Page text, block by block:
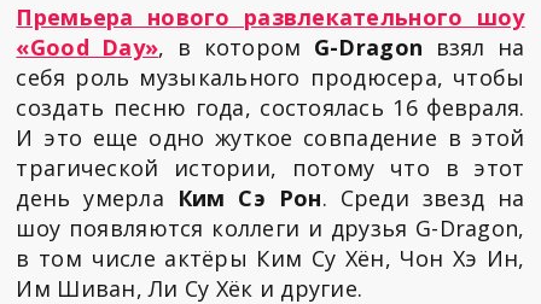
Премьера нового развлекательного шоу
«Good Day», в котором G-Dragon взял на
себя роль музыкального продюсера, чтобы
создать песню года, состоялась 16 февраля.
И это еще одно жуткое совпадение в этой
трагической истории, потому что в этот
день умерла Ким Сэ Рон. Среди звезд на
шоу появляются коллеги и друзья G-Dragon,
в том числе актёры Ким Су Хён, Чон Хэ Ин,
Им Шиван, Ли Су Хёк и другие.